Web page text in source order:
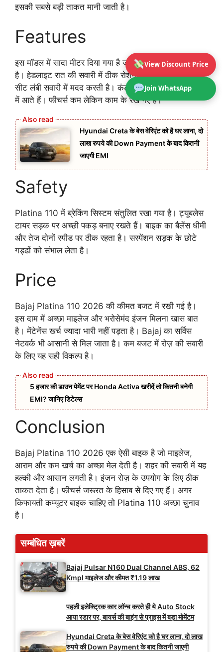
View Discount Price
Join WhatsApp
इसकी सबसे बड़ी ताकत मानी जाती है।
Features
इस मॉडल में सादा मीटर दिया गया है जो जरूरी जानकारी दिखाता
है। हेडलाइट रात की सवारी में ठीक रोशनी देती है। आरामदायक
सीट लंबी सवारी में मदद करती है। कंट्रोल बटन आसानी से हाथ
में आते हैं। फीचर्स कम लेकिन काम के रखे गए हैं।
Hyundai Creta के बेस वेरिएंट को है घर लाना, दो
लाख रुपये की Down Payment के बाद कितनी
जाएगी EMI
Safety
Platina 110 में ब्रेकिंग सिस्टम संतुलित रखा गया है। ट्यूबलेस
टायर सड़क पर अच्छी पकड़ बनाए रखते हैं। बाइक का बैलेंस धीमी
और तेज दोनों स्पीड पर ठीक रहता है। सस्पेंशन सड़क के छोटे
गड्ढों को संभाल लेता है।
Price
Bajaj Platina 110 2026 की कीमत बजट में रखी गई है।
इस दाम में अच्छा माइलेज और भरोसेमंद इंजन मिलना खास बात
है। मेंटेनेंस खर्च ज्यादा भारी नहीं पड़ता है। Bajaj का सर्विस
नेटवर्क भी आसानी से मिल जाता है। कम बजट में रोज़ की सवारी
के लिए यह सही विकल्प है।
5 हजार की डाउन पेमेंट पर Honda Activa खरीदें तो कितनी बनेगी
EMI? जानिए डिटेल्स
Conclusion
Bajaj Platina 110 2026 एक ऐसी बाइक है जो माइलेज,
आराम और कम खर्च का अच्छा मेल देती है। शहर की सवारी में यह
हल्की और आसान लगती है। इंजन रोज़ के उपयोग के लिए ठीक
ताकत देता है। फीचर्स जरूरत के हिसाब से दिए गए हैं। अगर
किफायती कम्यूटर बाइक चाहिए तो Platina 110 अच्छा चुनाव
है।
सम्बंधित ख़बरें
Bajaj Pulsar N160 Dual Channel ABS, 62
Kmpl माइलेज और कीमत ₹1.19 लाख
पहली इलेक्ट्रिक कार लॉन्च करते ही ये Auto Stock
आया रडार पर, बायर्स की बाइंग से प्राइस में बड़ा मोमेंटम
Hyundai Creta के बेस वेरिएंट को है घर लाना, दो लाख
रुपये की Down Payment के बाद कितनी जाएगी